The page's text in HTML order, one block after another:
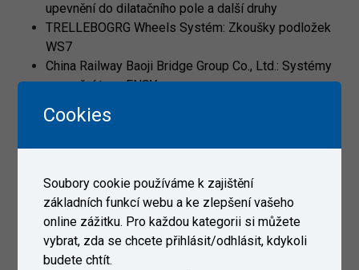
upevnění do dilatačního pole a další druhy
TRELLEBOGRG Wheels Systém: Zkoušky podložek
WS7
China Railway Baoji Bridge Group Co., Ltd.: Systémy
upevnění typu ENSY
Produktový list ke stažení
Galerie
Cookies
Soubory cookie používáme k zajištění
základních funkcí webu a ke zlepšení vašeho
online zážitku. Pro každou kategorii si můžete
vybrat, zda se chcete přihlásit/odhlásit, kdykoli
budete chtít.